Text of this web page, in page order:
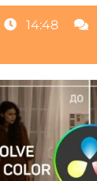
14:48